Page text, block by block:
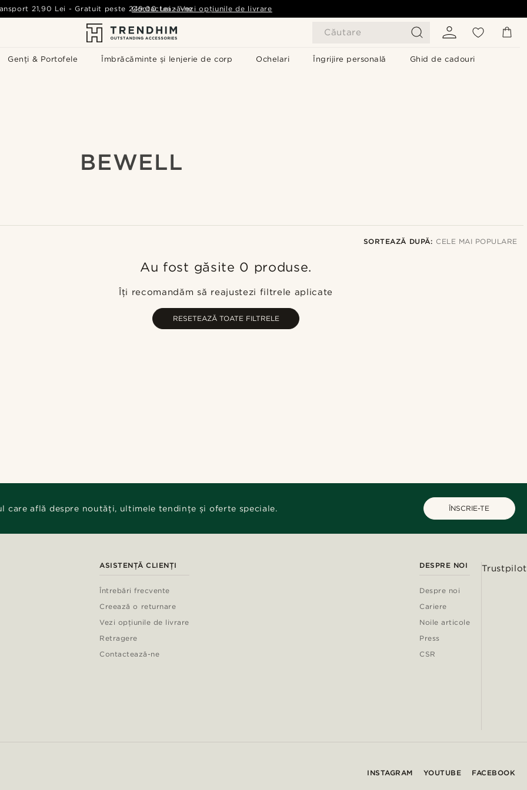
Căutare
Genți & Portofele Îmbrăcăminte și lenjerie de corp Ochelari Îngrijire personală Ghid de cadouri
21,90 Lei -Gratuit peste 249,00 Lei - Vezi opțiunile de livrare
Contactează-ne
BEWELL
SORTEAZĂ DUPĂ: CELE MAI POPULARE
Au fost găsite 0 produse.
Îți recomandăm să reajustezi filtrele aplicate
RESETEAZĂ TOATE FILTRELE
care află despre noutăți, ultimele tendințe și oferte speciale. ÎNSCRIE-TE
ASISTENȚĂ CLIENȚI
Întrebări frecvente
Creează o returnare
Vezi opțiunile de livrare
Retragere
Contactează-ne
DESPRE NOI
Despre noi
Cariere
Noile articole
Press
CSR
Trustpilot
INSTAGRAM YOUTUBE FACEBOOK